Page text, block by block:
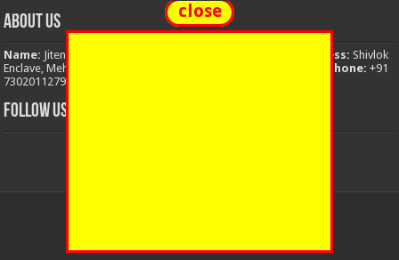
About Us
Name: Jitendra Singh Address: Shivlok
Enclave, Mehuwala Mafi, Dehradun, Uttarakhand, 248001, India
Phone: +91
7302011279
FOLLOW US
close